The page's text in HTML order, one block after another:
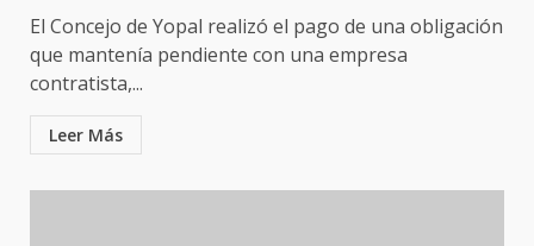
El Concejo de Yopal realizó el pago de una obligación
que mantenía pendiente con una empresa
contratista,...
Leer Más